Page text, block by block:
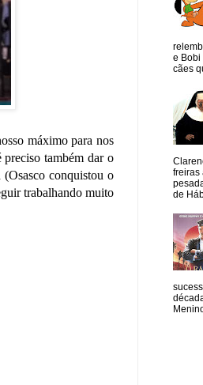
máximo para nos
também dar o
conquistou o
trabalhando muito
e Bobi
cães
freiras
de